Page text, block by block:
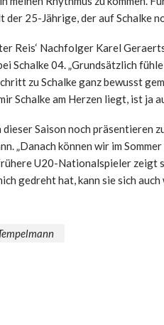
der 25-Jährige, der auf Schalke
Reis‘ Nachfolger Karel
Schalke 04. „Grundsätzlich
zu Schalke ganz bewusst
Schalke am Herzen liegt, ist ja
Saison noch präsentieren
„Danach können wir im
U20-Nationalspieler zeigt
gedreht hat, kann sie sich